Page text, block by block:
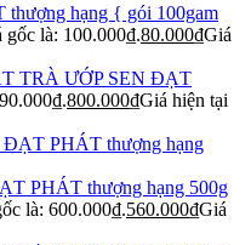
hạng { gói 100gam
gốc là: 100.000₫.80.000₫Giá
TRÀ ƯỚP SEN ĐẠT
800.000₫Giá hiện tại
PHÁT thượng hạng 500g
là: 600.000₫.560.000₫Giá